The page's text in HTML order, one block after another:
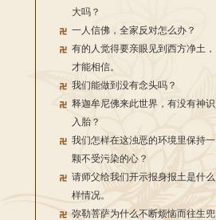
大吗？
一人信佛，全家反对怎么办？
有的人觉得要亲眼见到西方净土，
才能相信。
我们能做到没有念头吗？
释迦牟尼佛来此世界，有没有神识
入胎？
我们怎样在这浊恶的环境里保持一
颗不受污染的心？
请师父给我们开示报身报土是什么
样情况。
弥勒菩萨为什么不断烦恼而往生兜